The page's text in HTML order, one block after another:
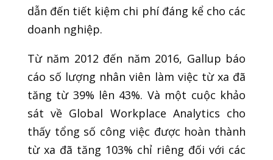
dẫn đến tiết kiệm chi phí đáng kể cho các
doanh nghiệp.
Từ năm 2012 đến năm 2016, Gallup báo
cáo số lượng nhân viên làm việc từ xa đã
tăng từ 39% lên 43%. Và một cuộc khảo
sát về Global Workplace Analytics cho
thấy tổng số công việc được hoàn thành
từ xa đã tăng 103% chỉ riêng đối với các